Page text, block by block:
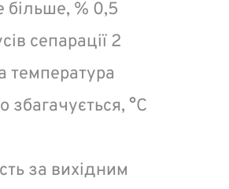
більше, % 0,5
сепарації 2
температура
збагачується, °C
за вихідним